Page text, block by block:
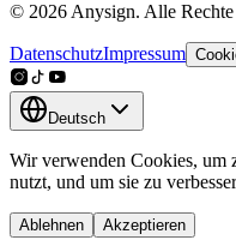
© 2026 Anysign. Alle Rechte
DatenschutzImpressum
Deutsch
Wir verwenden Cookies, um
nutzt, und um sie zu
Ablehnen Akzeptieren